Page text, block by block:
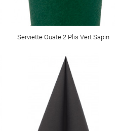
Serviette Ouate 2 Plis Vert Sapin